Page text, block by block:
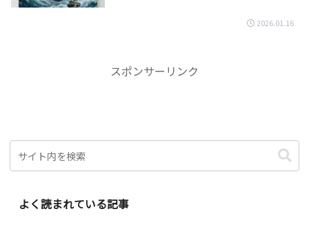
2026.01.16
スポンサーリンク
よく読まれている記事